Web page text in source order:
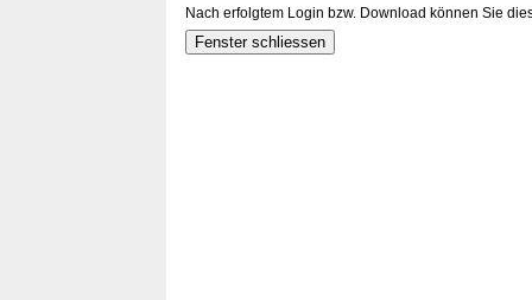
Nach erfolgtem Login bzw. Download können Sie